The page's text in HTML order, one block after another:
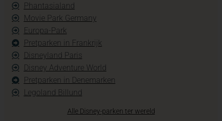
Phantasialand
Movie Park Germany
Europa-Park
Pretparken in Frankrijk
Disneyland Paris
Disney Adventure World
Pretparken in Denemarken
Legoland Billund
Alle Disney-parken ter wereld